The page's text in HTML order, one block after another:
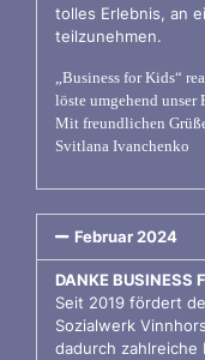
tolles Erlebnis, an
teilzunehmen.
„Business for Kids“
löste umgehend
Mit freundlichen
Svitlana Ivanchenko
Februar 2024
DANKE BUSINESS
Seit 2019 fördert
Sozialwerk
dadurch zahlreiche